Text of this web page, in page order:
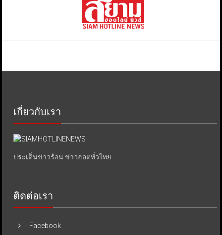
เกี่ยวกับเรา
ประเด็นข่าวร้อน ข่าวฮอตทั่วไทย.
ติดต่อเรา
Facebook